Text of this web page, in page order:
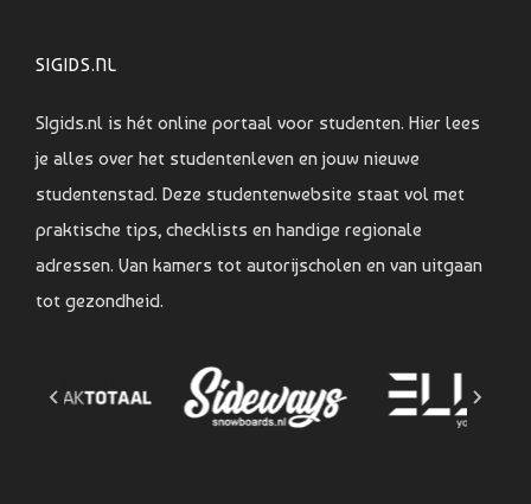
SIGIDS.NL
SIgids.nl is hét online portaal voor studenten. Hier lees
je alles over het studentenleven en jouw nieuwe
studentenstad. Deze studentenwebsite staat vol met
praktische tips, checklists en handige regionale
adressen. Van kamers tot autorijscholen en van uitgaan
tot gezondheid.